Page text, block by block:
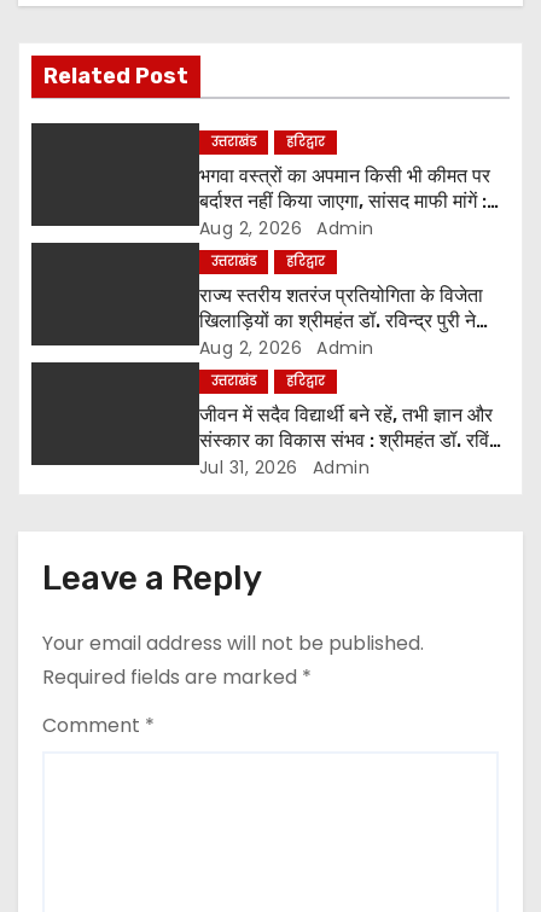
i
t
o
Related Post
उत्तराखंड हरिद्वार
भगवा वस्त्रों का अपमान किसी भी कीमत पर
बर्दाश्त नहीं किया जाएगा, सांसद माफी मांगें :
श्रीमहंत डॉ. रविंद्र पुरी महाराज
Aug 2, 2026 Admin
उत्तराखंड हरिद्वार
राज्य स्तरीय शतरंज प्रतियोगिता के विजेता
खिलाड़ियों का श्रीमहंत डॉ. रविन्द्र पुरी ने
किया सम्मान
Aug 2, 2026 Admin
उत्तराखंड हरिद्वार
जीवन में सदैव विद्यार्थी बने रहें, तभी ज्ञान और
संस्कार का विकास संभव : श्रीमहंत डॉ. रविंद्र
पुरी
Jul 31, 2026 Admin
Leave a Reply
Your email address will not be published.
Required fields are marked *
Comment *